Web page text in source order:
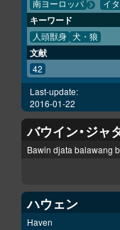
南ヨーロッパ イ
キーワード
人頭獣身 犬・狼
文献
42
Last-update:
2016-01-22
バウイン・ジャ
Bawin djata balawang
ハウェン
Haven